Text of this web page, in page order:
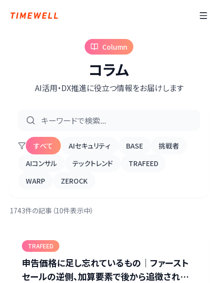
Column
コラム
AI活用・DX推進に役立つ情報をお届けします
すべて AIセキュリティ BASE
挑戦者
AIコンサル
テックトレンド
TRAFEED
WARP
ZEROCK
1743件の記事（10件表示中）
TRAFEED
申告価格に足し忘れているもの｜ファースト
セールの逆側、加算要素で後から追徴される